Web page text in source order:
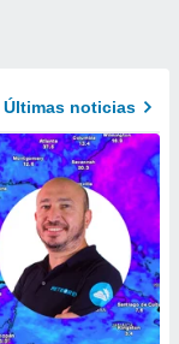
Últimas noticias